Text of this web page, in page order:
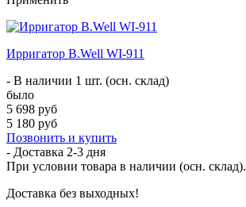
Ирригатор B.Well WI-911
- В наличии 1 шт. (осн. склад)
было
5 698 руб
5 180 руб
Позвонить и купить
- Доставка 2-3 дня
При условии товара в наличии (осн. склад).
Доставка без выходных!